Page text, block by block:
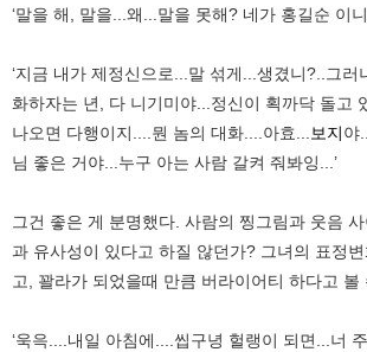
‘말을 해, 말을...왜...말을 못해? 네가 홍길순 이
‘지금 내가 제정신으로...말 섞게...생겼니?..그러
화하자는 년, 다 니기미야...정신이 획까닥 돌고
나오면 다행이지....뭔 놈의 대화....아효...
보지야
님 좋은 거야...누구 아는 사람 갈켜 줘봐잉...’
그건 좋은 게 분명했다. 사람의 찡그림과 웃음
과 유사성이 있다고 하질 않던가? 그녀의 표정
고, 꽐라가 되었을때 만큼 버라이어티 하다고 볼
‘욱윽....내일 아침에....씹구녕 헐랭이 되면...너